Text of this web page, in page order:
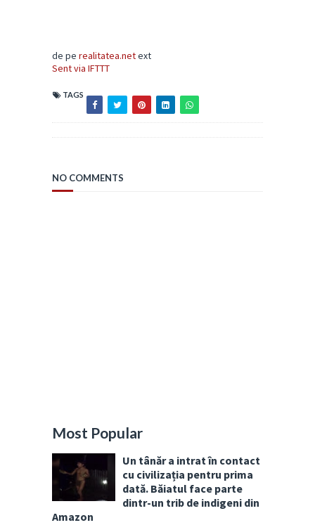
de pe realitatea.netext
Sent via IFTTT
TAGS
NO COMMENTS
Most Popular
Un tânăr a intrat în contact
cu civilizația pentru prima
dată. Băiatul face parte
dintr-un trib de indigeni din
Amazon